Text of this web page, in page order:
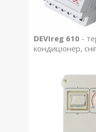
DEVIreg 610 -
кондиціонер,